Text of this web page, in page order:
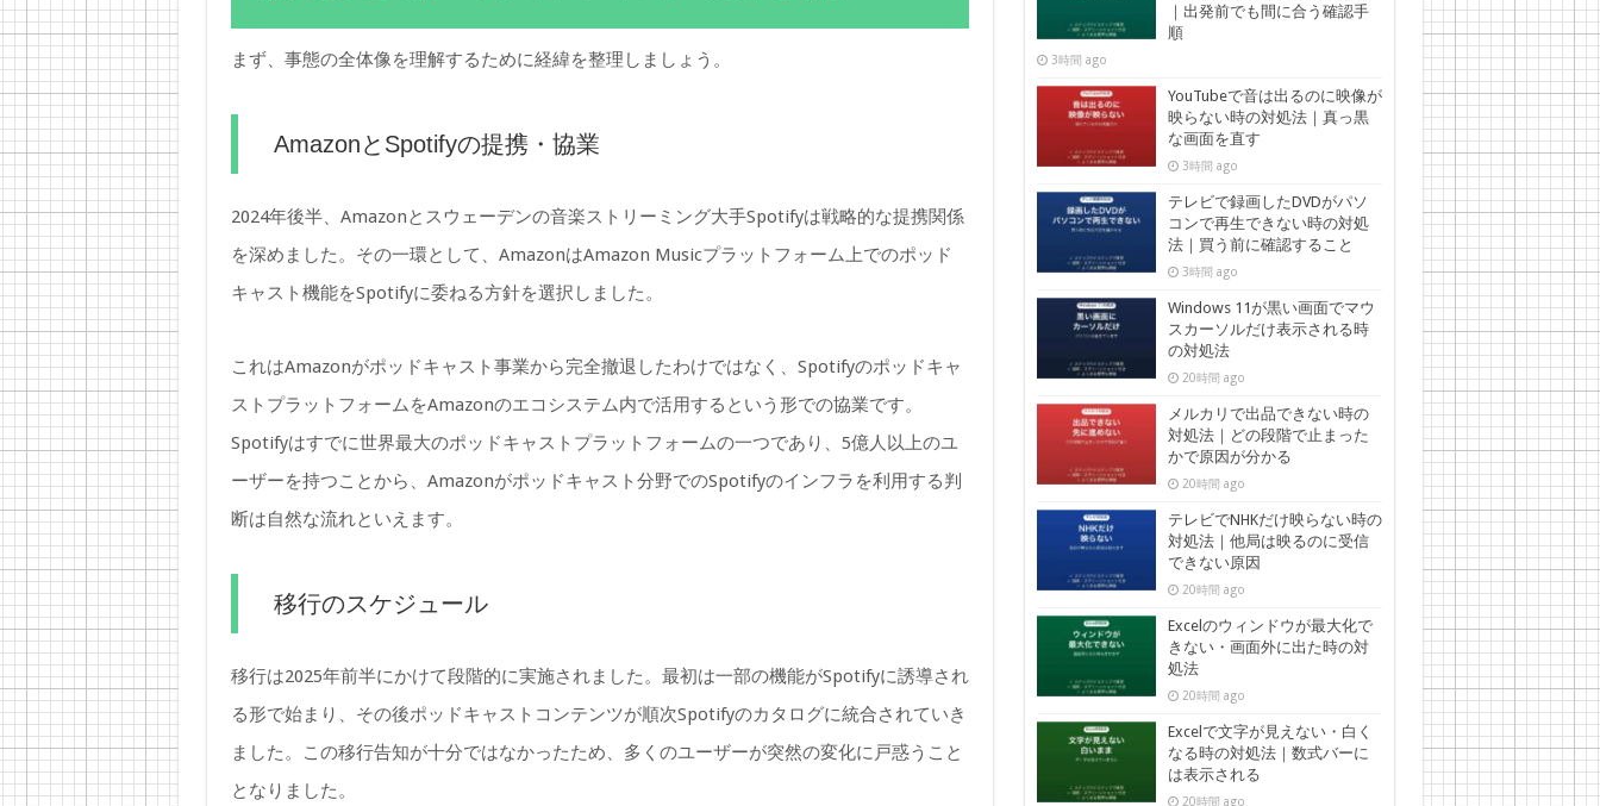
まず、事態の全体像を理解するために経緯を整理しましょう。
AmazonとSpotifyの提携・協業
2024年後半、Amazonとスウェーデンの音楽ストリーミング大手Spotifyは戦略的な提携関係
を深めました。その一環として、AmazonはAmazon Musicプラットフォーム上でのポッド
キャスト機能をSpotifyに委ねる方針を選択しました。
これはAmazonがポッドキャスト事業から完全撤退したわけではなく、Spotifyのポッドキャ
ストプラットフォームをAmazonのエコシステム内で活用するという形での協業です。
Spotifyはすでに世界最大のポッドキャストプラットフォームの一つであり、5億人以上のユ
ーザーを持つことから、Amazonがポッドキャスト分野でのSpotifyのインフラを利用する判
断は自然な流れといえます。
移行のスケジュール
移行は2025年前半にかけて段階的に実施されました。最初は一部の機能がSpotifyに誘導され
る形で始まり、その後ポッドキャストコンテンツが順次Spotifyのカタログに統合されていき
ました。この移行告知が十分ではなかったため、多くのユーザーが突然の変化に戸惑うこと
となりました。
｜出発前でも間に合う確認手
順
3時間 ago
YouTubeで音は出るのに映像が
映らない時の対処法｜真っ黒
な画面を直す
3時間 ago
テレビで録画したDVDがパソ
コンで再生できない時の対処
法｜買う前に確認すること
3時間 ago
Windows 11が黒い画面でマウ
スカーソルだけ表示される時
の対処法
20時間 ago
メルカリで出品できない時の
対処法｜どの段階で止まった
かで原因が分かる
20時間 ago
テレビでNHKだけ映らない時の
対処法｜他局は映るのに受信
できない原因
20時間 ago
Excelのウィンドウが最大化で
きない・画面外に出た時の対
処法
20時間 ago
Excelで文字が見えない・白く
なる時の対処法｜数式バーに
は表示される
20時間 ago